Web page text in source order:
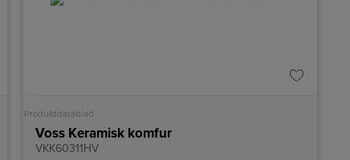
Produktdatablad
Voss Keramisk komfur
VKK60311HV